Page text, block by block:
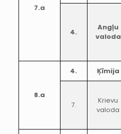
7.a
4.
Angļu
valoda
8.a
4. Ķīmija
7.
Krievu
valoda